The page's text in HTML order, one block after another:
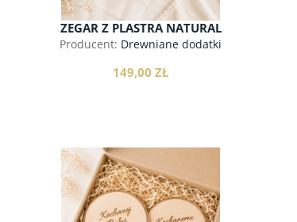
ZEGAR Z PLASTRA NATURAL
Producent: Drewniane dodatki
149,00 ZŁ
do koszyka